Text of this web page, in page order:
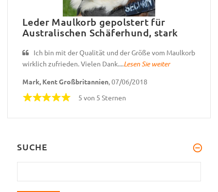
Leder Maulkorb gepolstert für
Australischen Schäferhund, stark
Ich bin mit der Qualität und der Größe vom Maulkorb
wirklich zufrieden. Vielen Dank....Lesen Sie weiter
Mark, Kent Großbritannien, 07/06/2018
5 von 5 Sternen
SUCHE